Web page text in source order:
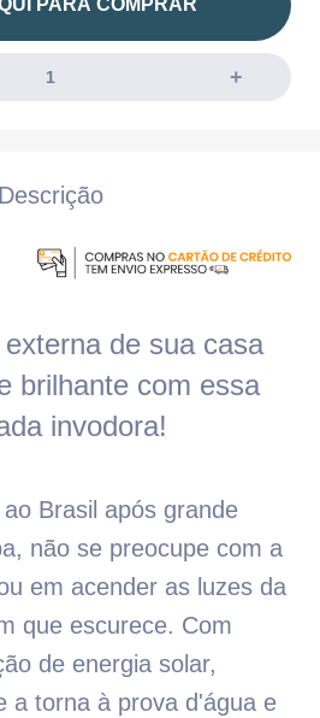
Descrição
de sua casa
brilhante com essa
invodora!
Brasil após grande
não se preocupe com a
em acender as luzes da
que escurece. Com
de energia solar,
a torna à prova d'água e